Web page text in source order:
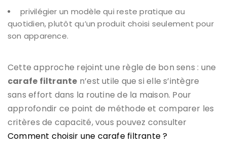
privilégier un modèle qui reste pratique au
quotidien, plutôt qu’un produit choisi seulement pour
son apparence.
Cette approche rejoint une règle de bon sens : une
carafe filtrante n’est utile que si elle s’intègre
sans effort dans la routine de la maison. Pour
approfondir ce point de méthode et comparer les
critères de capacité, vous pouvez consulter
Comment choisir une carafe filtrante ?